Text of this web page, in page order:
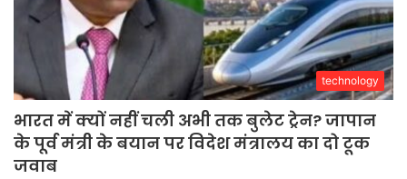
technology
भारत में क्यों नहीं चली अभी तक बुलेट ट्रेन? जापान
के पूर्व मंत्री के बयान पर विदेश मंत्रालय का दो टूक
जवाब